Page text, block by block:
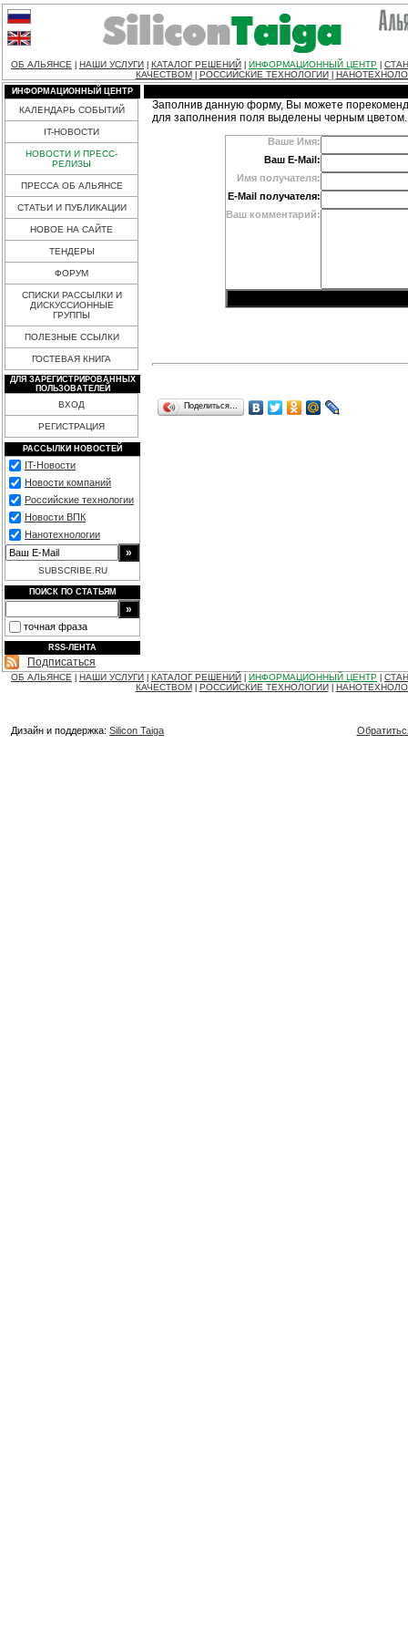
ОБ АЛЬЯНСЕ НАШИ УСЛУГИ КАТАЛОГ РЕШЕНИЙ ИНФОРМАЦИОННЫЙ ЦЕНТР
КАЧЕСТВОМ
РОССИЙСКИЕ ТЕХНОЛОГИИ
ИНФОРМАЦИОННЫЙ ЦЕНТР
КАЛЕНДАРЬ СОБЫТИЙ
IT-НОВОСТИ
НОВОСТИ И ПРЕСС-
РЕЛИЗЫ
ПРЕССА ОБ АЛЬЯНСЕ
СТАТЬИ И ПУБЛИКАЦИИ
НОВОЕ НА САЙТЕ
ТЕНДЕРЫ
ФОРУМ
СПИСКИ РАССЫЛКИ И
ДИСКУССИОННЫЕ
ГРУППЫ
ПОЛЕЗНЫЕ ССЫЛКИ
ГОСТЕВАЯ КНИГА
ДЛЯ ЗАРЕГИСТРИРОВАННЫХ
ПОЛЬЗОВАТЕЛЕЙ
ВХОД
РЕГИСТРАЦИЯ
РАССЫЛКИ НОВОСТЕЙ
IT-Новости
Новости компаний
Российские технологии
Новости ВПК
Нанотехнологии
SUBSCRIBE.RU
ПОИСК ПО СТАТЬЯМ
точная фраза
RSS-ЛЕНТА
Подписаться
Заполнив данную форму, Вы можете
для заполнения поля выделены черным цветом.
Ваше Имя:
Ваш E-Mail:
Имя получателя:
E-Mail получателя:
Ваш комментарий:
Поделиться…
ОБ АЛЬЯНСЕ НАШИ УСЛУГИ КАТАЛОГ РЕШЕНИЙ ИНФОРМАЦИОННЫЙ ЦЕНТР
КАЧЕСТВОМ
РОССИЙСКИЕ ТЕХНОЛОГИИ
Дизайн и поддержка: Silicon Taiga